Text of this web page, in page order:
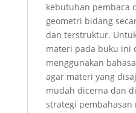
kebutuhan pembaca
geometri bidang
dan terstruktur.
materi pada buku ini
menggunakan
agar materi yang
mudah dicerna dan
strategi